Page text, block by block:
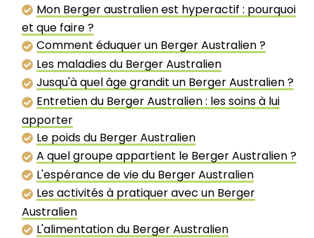
Mon Berger australien est hyperactif : pourquoi
et que faire ?
Comment éduquer un Berger Australien ?
Les maladies du Berger Australien
Jusqu'à quel âge grandit un Berger Australien ?
Entretien du Berger Australien : les soins à lui
apporter
Le poids du Berger Australien
A quel groupe appartient le Berger Australien ?
L'espérance de vie du Berger Australien
Les activités à pratiquer avec un Berger
Australien
L'alimentation du Berger Australien